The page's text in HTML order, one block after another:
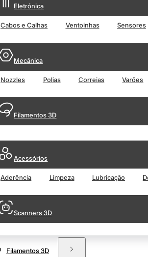
Eletrónica
Cabos e Calhas Ventoinhas Sensores
Mecânica
Nozzles Polias Correias Varões
Filamentos 3D
Acessórios
Aderência Limpeza Lubricação
Scanners 3D
Filamentos 3D